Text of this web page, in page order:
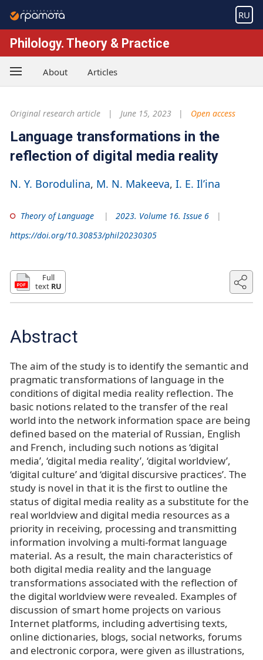
RU
Philology. Theory & Practice
About Articles
Original research article June 15, 2023 Open access
Language transformations in the
reflection of digital media reality
N. Y. Borodulina M. N. Makeeva I. E. Il’ina
Theory of Language
2023. Volume 16. Issue 6
https://doi.org/10.30853/phil20230305
Full
text RU
Abstract
The aim of the study is to identify the semantic and
pragmatic transformations of language in the
conditions of digital media reality reflection. The
basic notions related to the transfer of the real
world into the network information space are being
defined based on the material of Russian, English
and French, including such notions as ‘digital
media’, ‘digital media reality’, ‘digital worldview’,
‘digital culture’ and ‘digital discursive practices’. The
study is novel in that it is the first to outline the
status of digital media reality as a substitute for the
real worldview and digital media resources as a
priority in receiving, processing and transmitting
information involving a multi-format language
material. As a result, the main characteristics of
both digital media reality and the language
transformations associated with the reflection of
the digital worldview were revealed. Examples of
discussion of smart home projects on various
Internet platforms, including advertising texts,
online dictionaries, blogs, social networks, forums
and electronic corpora, were given as illustrations,